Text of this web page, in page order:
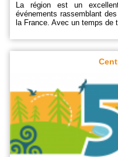
La région est un
événements rassemblant
la France. Avec un temps de